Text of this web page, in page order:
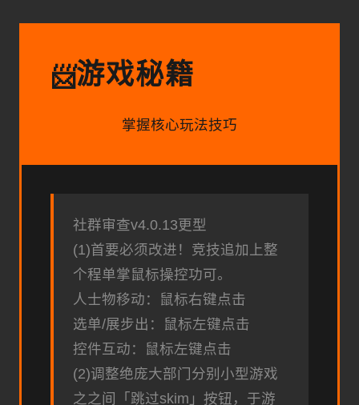
📨游戏秘籍
掌握核心玩法技巧
社群审查v4.0.13更型
(1)首要必须改进！竞技追加上整
个程单掌鼠标操控功可。
人士物移动：鼠标右键点击
选单/展步出：鼠标左键点击
控件互动：鼠标左键点击
(2)调整绝庞大部门分别小型游戏
之之间「跳过skim」按钮，于游